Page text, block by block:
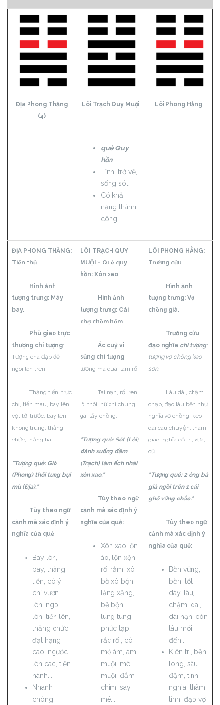
Địa Phong Thăng
(4)
Lôi Trạch Quy Muội Lôi Phong Hằng
quẻ Quy
hồn
Tỉnh, trở về,
sống sót
Có khả
năng thành
công
ĐỊA PHONG THĂNG:
Tiến thủ.
Hình ảnh
tượng trưng: Máy
bay.
Phù giao trực
thượng chi tượng:
Tượng chà đạp để
ngoi lên trên.
Thăng tiến, trực
chỉ, tiến mau, bay lên,
vọt tới trước, bay lên
không trung, thăng
chức, thăng hà.
"Tượng quẻ: Gió
(Phong) thổi tung bụi
mù (Địa)."
Tùy theo ngữ
cảnh mà xác định ý
nghĩa của quẻ:
Bay lên,
bay, thăng
tiến, có ý
chí vươn
lên, ngoi
lên, tiến lên,
thăng chức,
đạt hạng
cao, ngước
lên cao, tiến
hành...
Nhanh
chóng,
LÔI TRẠCH QUY
MUỘI - Quẻ quy
hồn: Xôn xao
Hình ảnh
tượng trưng: Cái
chợ chồm hổm.
Ác quỷ vi
sủng chi tượng:
tượng ma quái làm rối.
Tai nạn, rối ren,
lôi thôi, nữ chi chung,
gái lấy chồng.
"Tượng quẻ: Sét (Lôi)
đánh xuống đầm
(Trạch) làm ếch nhái
xôn xao."
Tùy theo ngữ
cảnh mà xác định ý
nghĩa của quẻ:
Xôn xao, ồn
ào, lộn xộn,
rối rắm, xô
bồ xô bộn,
lăng xăng,
bề bộn,
lung tung,
phức tạp,
rắc rối, có
mờ ám, ám
muội, mê
muội, đắm
chìm, say
mê...
LÔI PHONG HẰNG:
Trường cửu
Hình ảnh
tượng trưng: Vợ
chồng già.
Trường cửu
đạo nghĩa chi tượng:
tượng vợ chồng keo
sơn.
Lâu dài, chậm
chạp, đạo lâu bền như
nghĩa vợ chồng, kéo
dài câu chuyện, thâm
giao, nghĩa cố tri, xưa,
cũ.
"Tượng quẻ: 2 ông bà
già ngồi trên 1 cái
ghế vững chắc."
Tùy theo ngữ
cảnh mà xác định ý
nghĩa của quẻ:
Bền vững,
bền, tốt,
dày, lâu,
chậm, dai,
dài hạn, còn
lâu mới
đến...
Kiên trì, bền
lòng, sâu
đậm, tình
nghĩa, thâm
tình, đạo vợ